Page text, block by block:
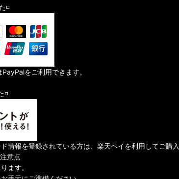
◽️
をご利用できます。
◽️
情報を登録されている方は、楽天ペイを利用してご購入
意点
ます。